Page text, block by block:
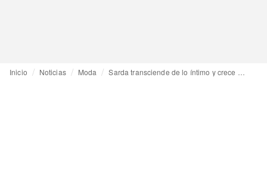
Inicio Noticias Moda